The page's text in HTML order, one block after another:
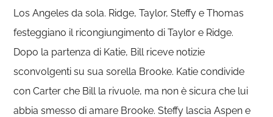
Los Angeles da sola. Ridge, Taylor, Steffy e Thomas
festeggiano il ricongiungimento di Taylor e Ridge.
Dopo la partenza di Katie, Bill riceve notizie
sconvolgenti su sua sorella Brooke. Katie condivide
con Carter che Bill la rivuole, ma non è sicura che lui
abbia smesso di amare Brooke. Steffy lascia Aspen e